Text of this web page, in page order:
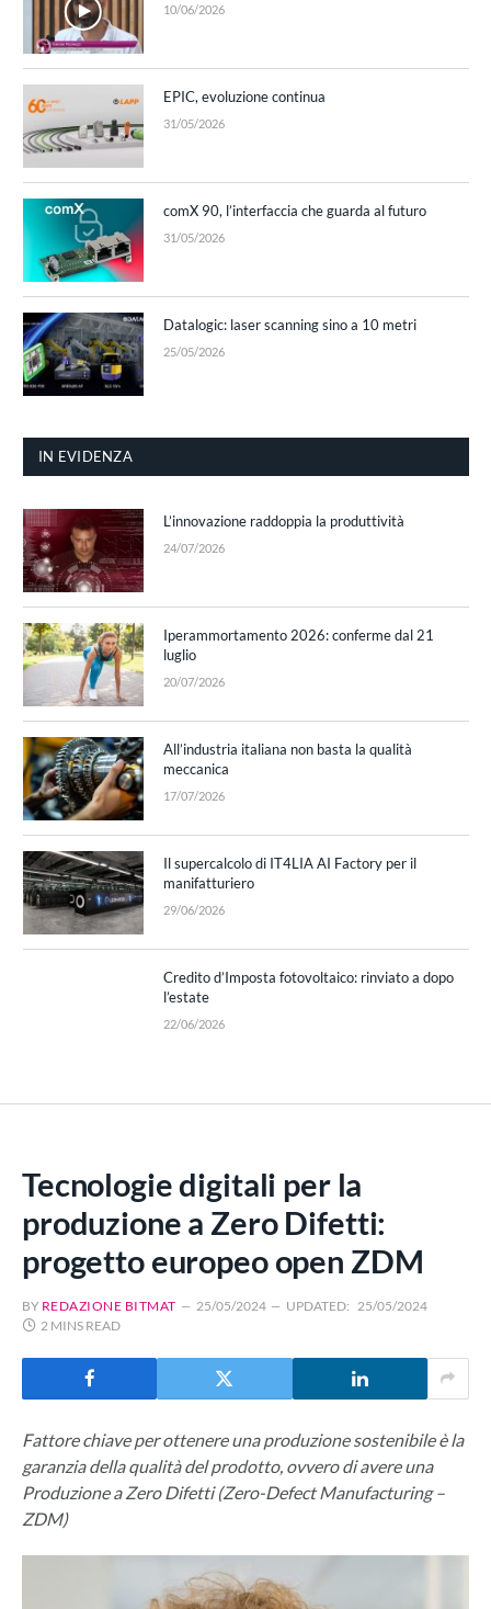
10/06/2026
EPIC, evoluzione continua
31/05/2026
comX 90, l’interfaccia che guarda al futuro
31/05/2026
Datalogic: laser scanning sino a 10 metri
25/05/2026
IN EVIDENZA
L’innovazione raddoppia la produttività
24/07/2026
Iperammortamento 2026: conferme dal 21
luglio
20/07/2026
All’industria italiana non basta la qualità
meccanica
17/07/2026
Il supercalcolo di IT4LIA AI Factory per il
manifatturiero
29/06/2026
Credito d’Imposta fotovoltaico: rinviato a dopo
l’estate
22/06/2026
Tecnologie digitali per la
produzione a Zero Difetti:
progetto europeo open ZDM
BY REDAZIONE BITMAT 25/05/2024 UPDATED: 25/05/2024
2 MINS READ
Fattore chiave per ottenere una produzione sostenibile è la
garanzia della qualità del prodotto, ovvero di avere una
Produzione a Zero Difetti (Zero-Defect Manufacturing –
ZDM)